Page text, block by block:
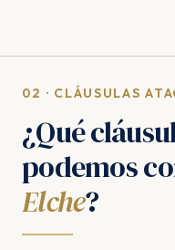
02 · CLÁUSULAS
¿Qué
podemos
Elche?